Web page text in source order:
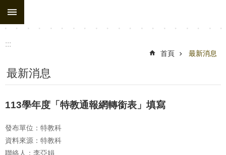
跳到主要內容區塊
:::
首頁 最新消息
最新消息
113學年度「特教通報網轉銜表」填寫
發布單位：特教科
資料來源：特教科
聯絡人：李亞娟